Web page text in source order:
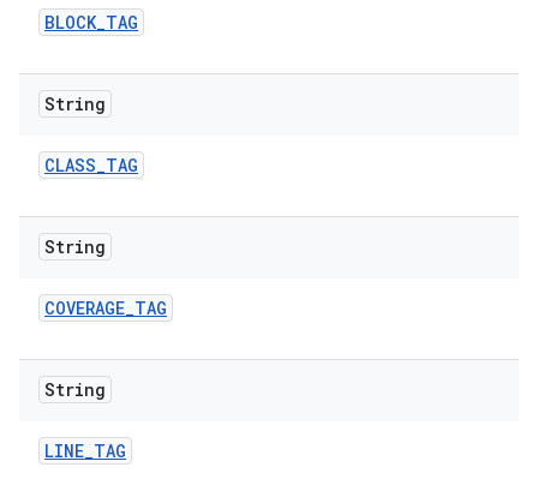
BLOCK_TAG
String
CLASS_TAG
String
COVERAGE_TAG
String
LINE_TAG